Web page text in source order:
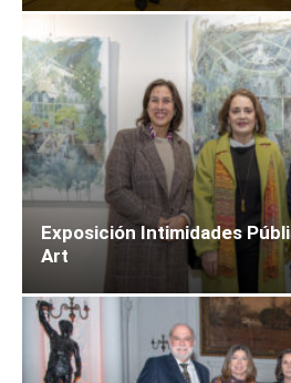
Exposición Intimidades
Art